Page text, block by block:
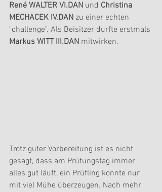
René WALTER VI.DAN und Christina
MECHACEK IV.DAN zu einer echten
"challenge". Als Beisitzer durfte erstmals
Markus WITT III.DAN mitwirken.
Trotz guter Vorbereitung ist es nicht
gesagt, dass am Prüfungstag immer
alles gut läuft, ein Prüfling konnte nur
mit viel Mühe überzeugen. Nach mehr